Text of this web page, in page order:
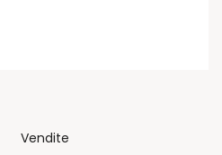
Vendite